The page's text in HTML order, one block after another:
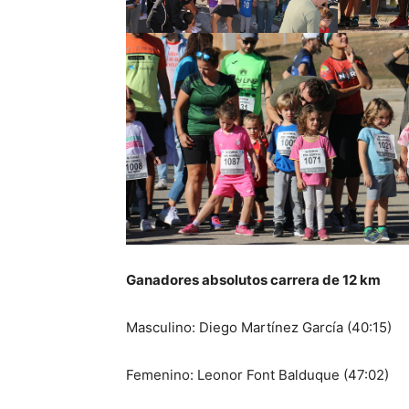
Ganadores absolutos carrera de 12 km
Masculino: Diego Martínez García (40:15)
Femenino: Leonor Font Balduque (47:02)